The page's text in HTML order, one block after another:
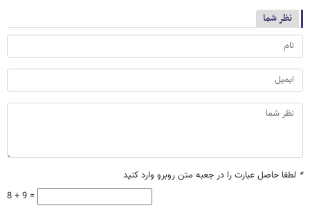
نظر شما
* لطفا حاصل عبارت را در جعبه متن روبرو وارد کنید
8 + 9 =